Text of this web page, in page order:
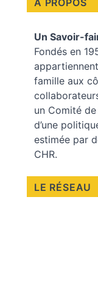
À PROPOS
Un Savoir-
Fondés en
famille aux
un Comité
d’une
estimée par
CHR.
LE RÉSEAU